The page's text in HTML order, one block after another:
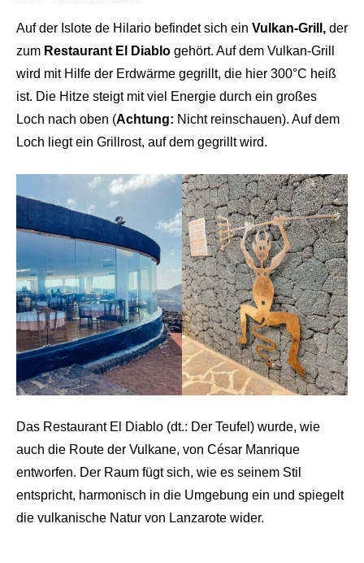
Auf der Islote de Hilario befindet sich ein Vulkan-Grill, der
zum Restaurant El Diablo gehört. Auf dem Vulkan-Grill
wird mit Hilfe der Erdwärme gegrillt, die hier 300°C heiß
ist. Die Hitze steigt mit viel Energie durch ein großes
Loch nach oben (Achtung: Nicht reinschauen). Auf dem
Loch liegt ein Grillrost, auf dem gegrillt wird.
Das Restaurant El Diablo (dt.: Der Teufel) wurde, wie
auch die Route der Vulkane, von César Manrique
entworfen. Der Raum fügt sich, wie es seinem Stil
entspricht, harmonisch in die Umgebung ein und spiegelt
die vulkanische Natur von Lanzarote wider.